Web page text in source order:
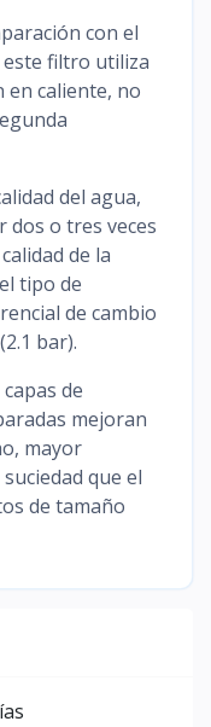
con el
filtro utiliza
en caliente, no
del agua,
dos o tres veces
de la
tipo de
de cambio
bar).
de
mejoran
mayor
que el
de tamaño